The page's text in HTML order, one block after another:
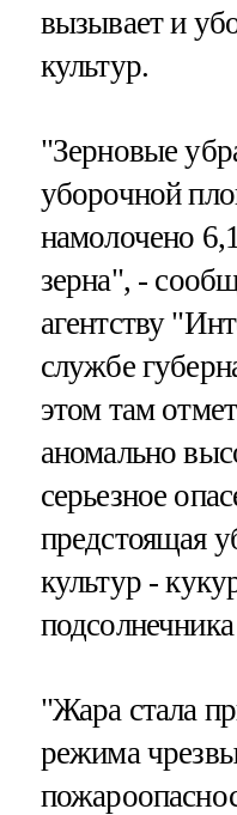
вызывает и
культур.
"Зерновые
уборочной
намолочено
зерна", -
агентству
службе
этом там
аномально
серьезное
предстоящая
культур -
"Жара стала
режима